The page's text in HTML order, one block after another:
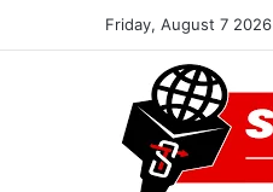
Friday, August 7 2026